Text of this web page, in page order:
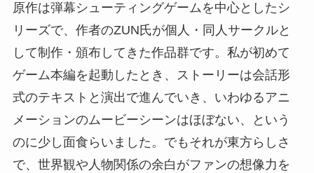
原作は弾幕シューティングゲームを中心としたシ
リーズで、作者のZUN氏が個人・同人サークルと
して制作・頒布してきた作品群です。私が初めて
ゲーム本編を起動したとき、ストーリーは会話形
式のテキストと演出で進んでいき、いわゆるアニ
メーションのムービーシーンはほぼない、という
のに少し面食らいました。でもそれが東方らしさ
で、世界観や人物関係の余白がファンの想像力を